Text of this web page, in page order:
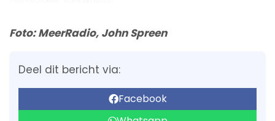
Foto: MeerRadio, John Spreen
Deel dit bericht via:
Facebook